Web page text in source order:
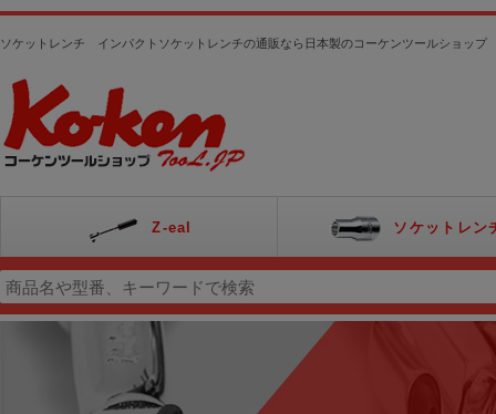
ソケットレンチ インパクトソケットレンチの通販なら日本製のコーケンツールショップ
Z-eal ソケットレン